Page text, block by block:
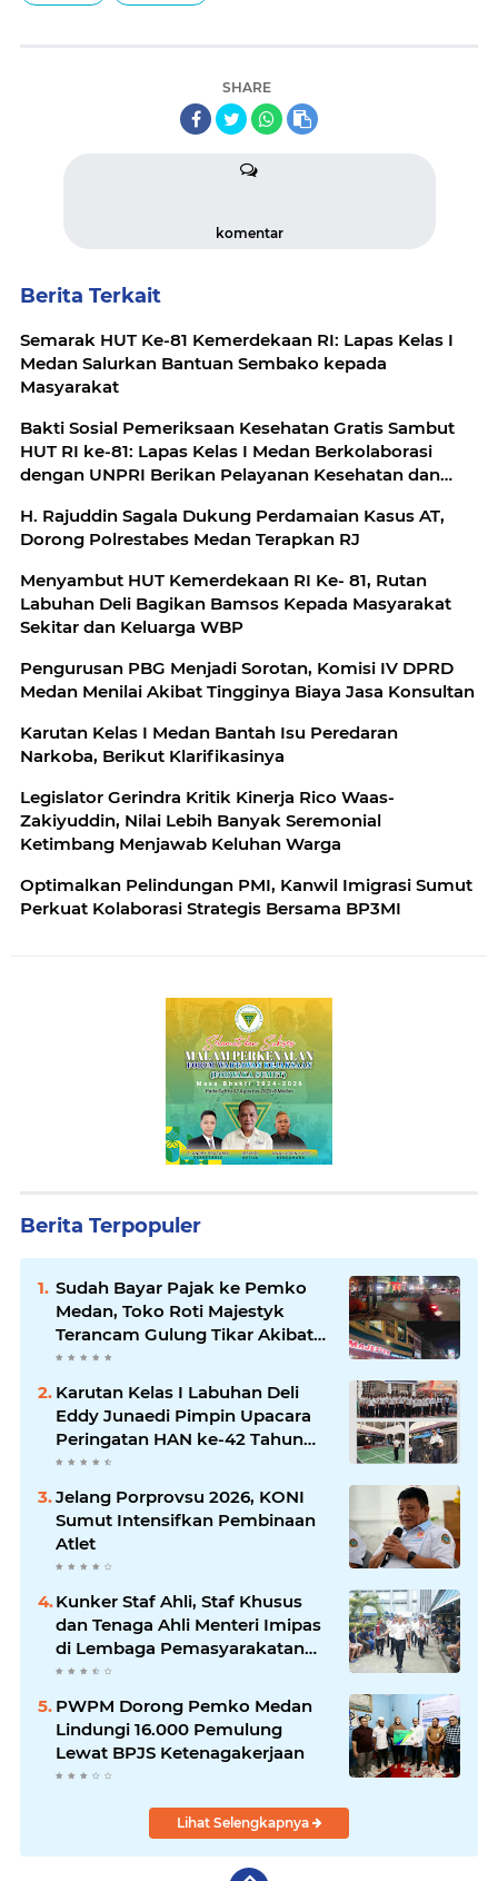
SHARE
komentar
Berita Terkait
Semarak HUT Ke-81 Kemerdekaan RI: Lapas Kelas I
Medan Salurkan Bantuan Sembako kepada
Masyarakat
Bakti Sosial Pemeriksaan Kesehatan Gratis Sambut
HUT RI ke-81: Lapas Kelas I Medan Berkolaborasi
dengan UNPRI Berikan Pelayanan Kesehatan dan
H. Rajuddin Sagala Dukung Perdamaian Kasus AT,
Dorong Polrestabes Medan Terapkan RJ
Menyambut HUT Kemerdekaan RI Ke- 81, Rutan
Labuhan Deli Bagikan Bamsos Kepada Masyarakat
Sekitar dan Keluarga WBP
Pengurusan PBG Menjadi Sorotan, Komisi IV DPRD
Medan Menilai Akibat Tingginya Biaya Jasa Konsultan
Karutan Kelas I Medan Bantah Isu Peredaran
Narkoba, Berikut Klarifikasinya
Legislator Gerindra Kritik Kinerja Rico Waas-
Zakiyuddin, Nilai Lebih Banyak Seremonial
Ketimbang Menjawab Keluhan Warga
Optimalkan Pelindungan PMI, Kanwil Imigrasi Sumut
Perkuat Kolaborasi Strategis Bersama BP3MI
Berita Terpopuler
Sudah Bayar Pajak ke Pemko
Medan, Toko Roti Majestyk
Terancam Gulung Tikar Akibat
Akses Jalan Ditutup Pedagang
Angkringan
Karutan Kelas I Labuhan Deli
Eddy Junaedi Pimpin Upacara
Peringatan HAN ke-42 Tahun
2026
Jelang Porprovsu 2026, KONI
Sumut Intensifkan Pembinaan
Atlet
Kunker Staf Ahli, Staf Khusus
dan Tenaga Ahli Menteri Imipas
di Lembaga Pemasyarakatan
Kelas I Medan: Pelayanan Prima
Dipastikan Berjalan Optimal
PWPM Dorong Pemko Medan
Lindungi 16.000 Pemulung
Lewat BPJS Ketenagakerjaan
Lihat Selengkapnya